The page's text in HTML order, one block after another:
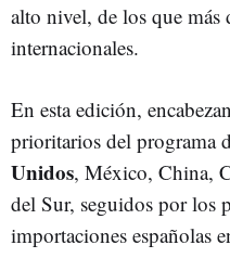
alto nivel, de los que más
internacionales.
En esta edición,
prioritarios del programa
Unidos, México, China,
del Sur, seguidos por los
importaciones españolas